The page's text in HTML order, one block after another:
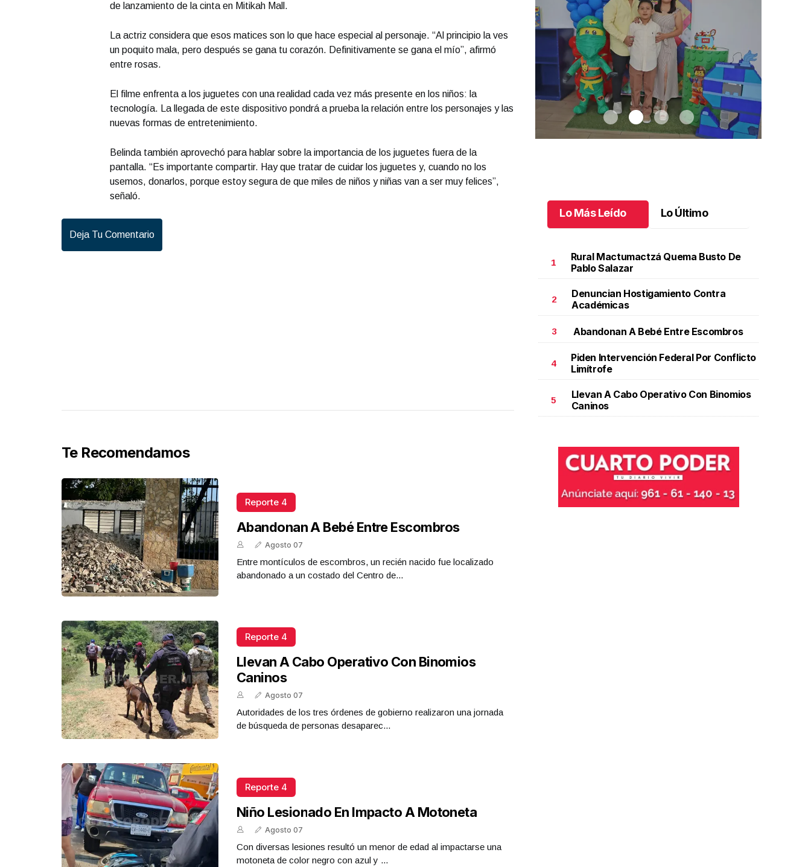
de lanzamiento de la cinta en Mitikah Mall.
La actriz considera que esos matices son lo que hace especial al personaje. “Al principio la ves
un poquito mala, pero después se gana tu corazón. Definitivamente se gana el mío”, afirmó
entre rosas.
El filme enfrenta a los juguetes con una realidad cada vez más presente en los niños: la
tecnología. La llegada de este dispositivo pondrá a prueba la relación entre los personajes y las
nuevas formas de entretenimiento.
Belinda también aprovechó para hablar sobre la importancia de los juguetes fuera de la
pantalla. “Es importante compartir. Hay que tratar de cuidar los juguetes y, cuando no los
usemos, donarlos, porque estoy segura de que miles de niños y niñas van a ser muy felices”,
señaló.
Deja Tu Comentario
Te Recomendamos
Reporte 4
Abandonan A Bebé Entre Escombros
Agosto 07
Entre montículos de escombros, un recién nacido fue localizado
abandonado a un costado del Centro de...
Reporte 4
Llevan A Cabo Operativo Con Binomios
Caninos
Agosto 07
Autoridades de los tres órdenes de gobierno realizaron una jornada
de búsqueda de personas desaparec...
Reporte 4
Niño Lesionado En Impacto A Motoneta
Agosto 07
Con diversas lesiones resultó un menor de edad al impactarse una
motoneta de color negro con azul y ...
Bernardo festejó 9 años de vida.Bernardo festejó 9
años de vida
Lo Más Leído Lo Último
1
Rural Mactumactzá Quema Busto De
Pablo Salazar
2
Denuncian Hostigamiento Contra
Académicas
3 Abandonan A Bebé Entre Escombros
4
Piden Intervención Federal Por Conflicto
Limítrofe
5
Llevan A Cabo Operativo Con Binomios
Caninos